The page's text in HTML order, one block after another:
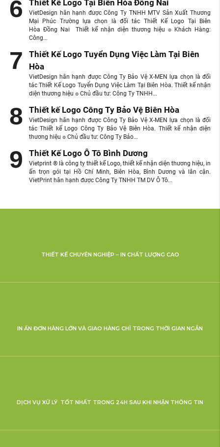
Thiết Kế Logo Tại Biên Hòa Đồng Nai
VietDesign hân hạnh được Công Ty TNHH MTV Sản Xuất Thương
Mại Phúc Trường lựa chọn là đối tác Thiết Kế Logo Tại Biên
Hòa Đồng Nai Thiết kế nhận diện thương hiệu ๏ Khách Hàng:
Công...
Thiết Kế Logo Tuyển Dụng Việc Làm Tại Biên
Hòa
VietDesign hân hạnh được Công Ty Bảo Vệ X-MEN lựa chọn là đối
tác Thiết Kế Logo Tuyển Dụng Việc Làm Tại Biên Hòa. Thiết kế nhận
diện thương hiệu ๏ Chủ đầu tư: Công Ty TNHH...
Thiết kế Logo Công Ty Bảo Vệ Biên Hòa
VietDesign hân hạnh được Công Ty Bảo Vệ X-MEN lựa chọn là đối
tác Thiết kế Logo Công Ty Bảo Vệ Biên Hòa. Thiết kế nhận diện
thương hiệu ๏ Chủ đầu tư: Công Ty Bảo...
Thiết Kế Logo Ô Tô Bình Dương
Vietprint ® là công ty thiết kế Logo, thiết kế nhận diện thương hiệu, in
ấn trọn gói tại Hồ Chí Minh, Biên Hòa, Bình Dương và lân cận.
VietPrint hân hạnh được Công Ty TNHH TM DV Ô Tô...
THIẾT KẾ CHUYÊN NGHIỆP – IN CHẤT LƯỢNG CAO
IN ẤN ĐƠN HÀNG LỚN VÀ GIAO HÀNG CHỈ TRONG THỜI GIAN NGẮN
DỊCH VỤ XỬ LÝ TỐT NHẤT TRONG 24H SAU KHI NHẬN THÔNG TIN